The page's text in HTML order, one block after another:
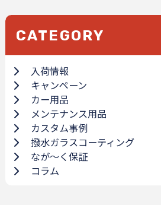
CATEGORY
入荷情報
キャンペーン
カー用品
メンテナンス用品
カスタム事例
撥水ガラスコーティング
なが～く保証
コラム